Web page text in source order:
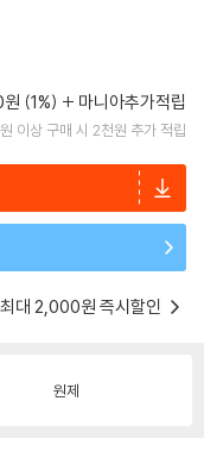
(1%) 마니아추가적립
이상 구매 시 2천원 추가 적립
최대 2,000원 즉시할인
원제